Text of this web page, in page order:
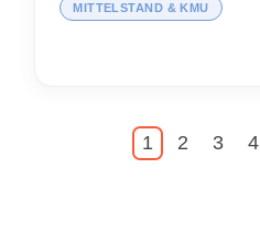
MITTELSTAND & KMU
1 2 3 4